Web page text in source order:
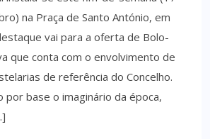
na Praça de Santo António, em
vai para a oferta de Bolo-
que conta com o envolvimento de
de referência do Concelho.
por base o imaginário da época,